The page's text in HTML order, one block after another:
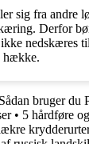
sig fra andre
Derfor
nedskæres
hække.
Sådan bruger du
• 5 hårdføre